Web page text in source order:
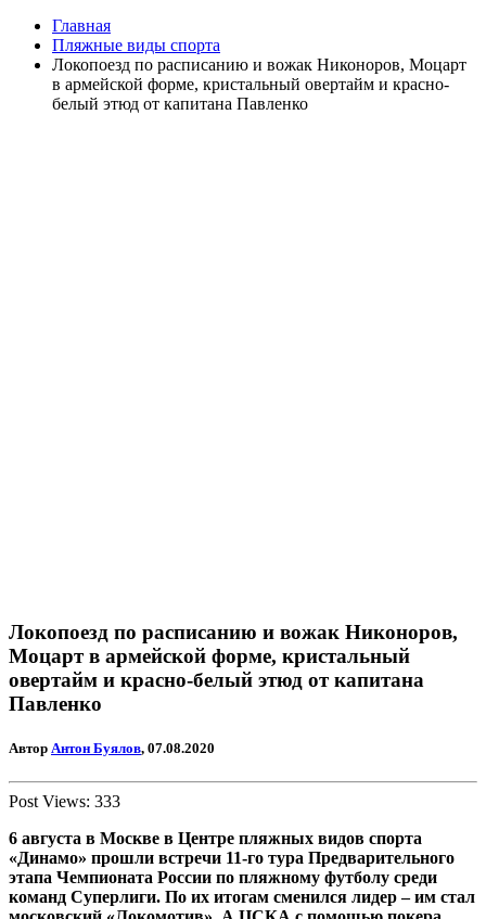
Главная
Пляжные виды спорта
Локопоезд по расписанию и вожак Никоноров, Моцарт
в армейской форме, кристальный овертайм и красно-
белый этюд от капитана Павленко
Локопоезд по расписанию и вожак Никоноров,
Моцарт в армейской форме, кристальный
овертайм и красно-белый этюд от капитана
Павленко
Автор Антон Буялов, 07.08.2020
Post Views: 333
6 августа в Москве в Центре пляжных видов спорта
«Динамо» прошли встречи 11-го тура Предварительного
этапа Чемпионата России по пляжному футболу среди
команд Суперлиги. По их итогам сменился лидер – им стал